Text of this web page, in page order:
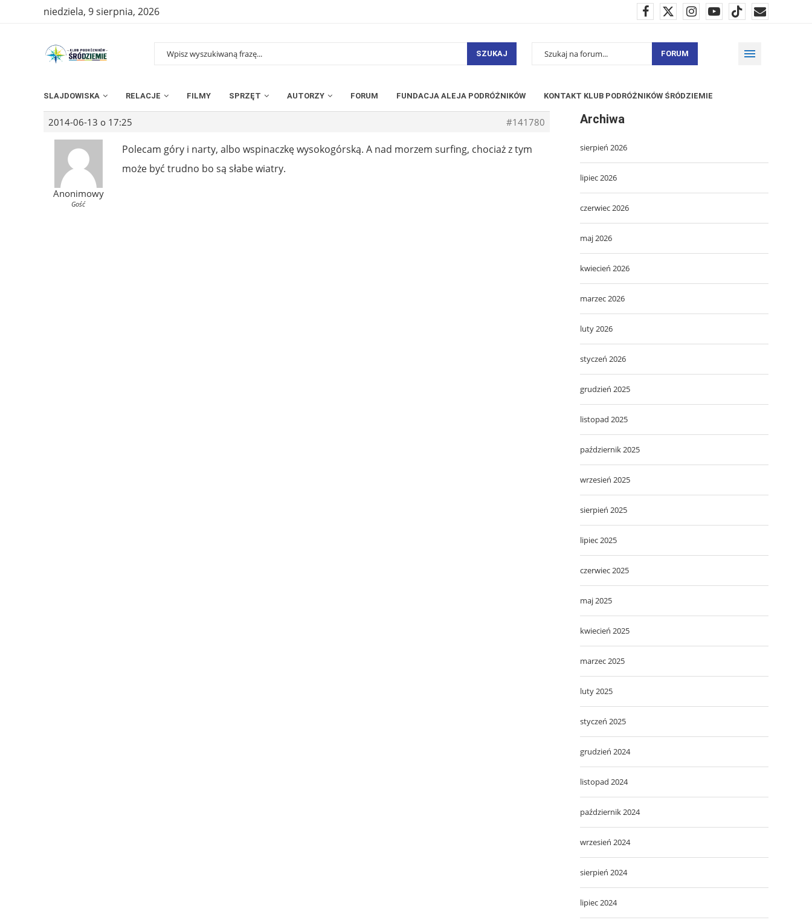
niedziela, 9 sierpnia, 2026
SZUKAJ FORUM
SLAJDOWISKA RELACJE FILMY SPRZĘT AUTORZY FORUM FUNDACJA ALEJA PODRÓŻNIKÓW KONTAKT KLUB PODRÓŻNIKÓW ŚRÓDZIEMIE
2014-06-13 o 17:25 #141780
Anonimowy
Gość
Polecam góry i narty, albo wspinaczkę wysokogórską. A nad morzem surfing, chociaż z tym
może być trudno bo są słabe wiatry.
Archiwa
sierpień 2026
lipiec 2026
czerwiec 2026
maj 2026
kwiecień 2026
marzec 2026
luty 2026
styczeń 2026
grudzień 2025
listopad 2025
październik 2025
wrzesień 2025
sierpień 2025
lipiec 2025
czerwiec 2025
maj 2025
kwiecień 2025
marzec 2025
luty 2025
styczeń 2025
grudzień 2024
listopad 2024
październik 2024
wrzesień 2024
sierpień 2024
lipiec 2024